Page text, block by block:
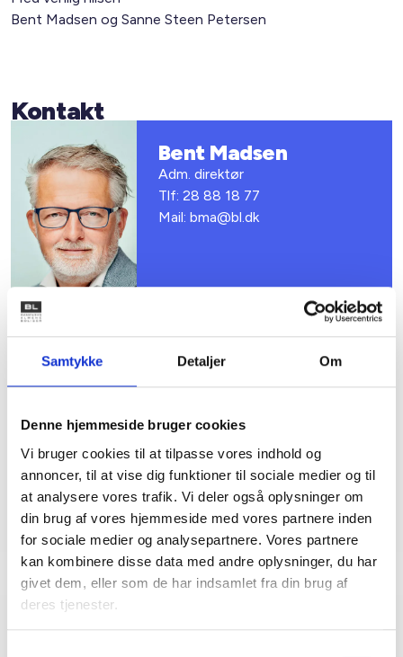
Samtykke Detaljer Om
Denne hjemmeside bruger cookies
Vi bruger cookies til at tilpasse vores indhold og
annoncer, til at vise dig funktioner til sociale medier og til
at analysere vores trafik. Vi deler også oplysninger om
din brug af vores hjemmeside med vores partnere inden
for sociale medier og analysepartnere. Vores partnere
kan kombinere disse data med andre oplysninger, du har
givet dem, eller som de har indsamlet fra din brug af
deres tjenester.
Bent Madsen og Sanne Steen Petersen
Kontakt
Bent Madsen
Adm. direktør
Tlf: 28 88 18 77
Mail: bma@bl.dk
Sanne Steen
Petersen
Tlf: 22 20 87 73
Mail: spe@bl.dk
Relateret indhold Viden